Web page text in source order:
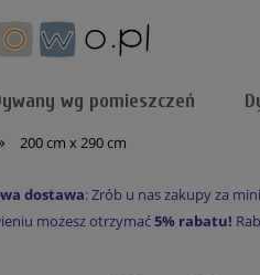
wg pomieszczeń
200 cm x 290 cm
dostawa: Zrób u nas zakupy za
możesz otrzymać5% rabatu!